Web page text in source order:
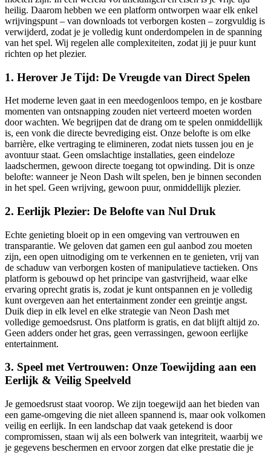
heilig. Daarom hebben we een platform ontworpen waar elk enkel
wrijvingspunt – van downloads tot verborgen kosten – zorgvuldig is
verwijderd, zodat je je volledig kunt onderdompelen in de spanning
van het spel. Wij regelen alle complexiteiten, zodat jij je puur kunt
richten op het plezier.
1. Herover Je Tijd: De Vreugde van Direct Spelen
Het moderne leven gaat in een meedogenloos tempo, en je kostbare
momenten van ontsnapping zouden niet verteerd moeten worden
door wachten. We begrijpen dat de drang om te spelen onmiddellijk
is, een vonk die directe bevrediging eist. Onze belofte is om elke
barrière, elke vertraging te elimineren, zodat niets tussen jou en je
avontuur staat. Geen omslachtige installaties, geen eindeloze
laadschermen, gewoon directe toegang tot opwinding. Dit is onze
belofte: wanneer je Neon Dash wilt spelen, ben je binnen seconden
in het spel. Geen wrijving, gewoon puur, onmiddellijk plezier.
2. Eerlijk Plezier: De Belofte van Nul Druk
Echte genieting bloeit op in een omgeving van vertrouwen en
transparantie. We geloven dat gamen een gul aanbod zou moeten
zijn, een open uitnodiging om te verkennen en te genieten, vrij van
de schaduw van verborgen kosten of manipulatieve tactieken. Ons
platform is gebouwd op het principe van gastvrijheid, waar elke
ervaring oprecht gratis is, zodat je kunt ontspannen en je volledig
kunt overgeven aan het entertainment zonder een greintje angst.
Duik diep in elk level en elke strategie van Neon Dash met
volledige gemoedsrust. Ons platform is gratis, en dat blijft altijd zo.
Geen adders onder het gras, geen verrassingen, gewoon eerlijke
entertainment.
3. Speel met Vertrouwen: Onze Toewijding aan een
Eerlijk & Veilig Speelveld
Je gemoedsrust staat voorop. We zijn toegewijd aan het bieden van
een game-omgeving die niet alleen spannend is, maar ook volkomen
veilig en eerlijk. In een landschap dat vaak getekend is door
compromissen, staan wij als een bolwerk van integriteit, waarbij we
je gegevens beschermen en ervoor zorgen dat elke prestatie die je